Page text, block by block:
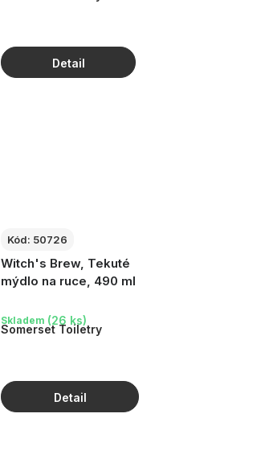
Witch's Brew, Tekuté
mýdlo na ruce, 490 ml
Somerset Toiletry
Skladem (26 ks)
Kód: 50726